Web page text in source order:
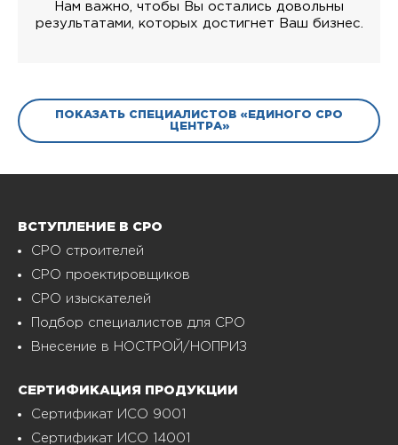
Нам важно, чтобы Вы остались довольны
результатами, которых достигнет Ваш бизнес.
ПОКАЗАТЬ СПЕЦИАЛИСТОВ «ЕДИНОГО СРО
ЦЕНТРА»
ВСТУПЛЕНИЕ В СРО
СРО строителей
СРО проектировщиков
СРО изыскателей
Подбор специалистов для СРО
Внесение в НОСТРОЙ/НОПРИЗ
СЕРТИФИКАЦИЯ ПРОДУКЦИИ
Сертификат ИСО 9001
Сертификат ИСО 14001